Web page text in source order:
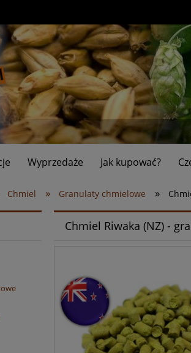
Wyprzedaże Jak kupować?
Chmiel » Granulaty chmielowe »
Chmiel Riwaka (NZ) -